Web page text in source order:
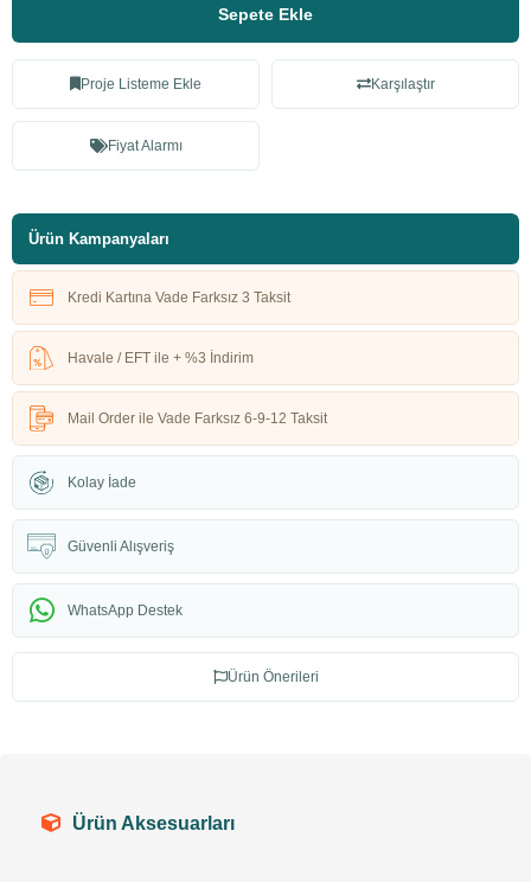
Sepete Ekle
Proje Listeme Ekle Karşılaştır
Fiyat Alarmı
Ürün Kampanyaları
Kredi Kartına Vade Farksız 3 Taksit
Havale / EFT ile + %3 İndirim
Mail Order ile Vade Farksız 6-9-12 Taksit
Kolay İade
Güvenli Alışveriş
WhatsApp Destek
Ürün Önerileri
Ürün Aksesuarları